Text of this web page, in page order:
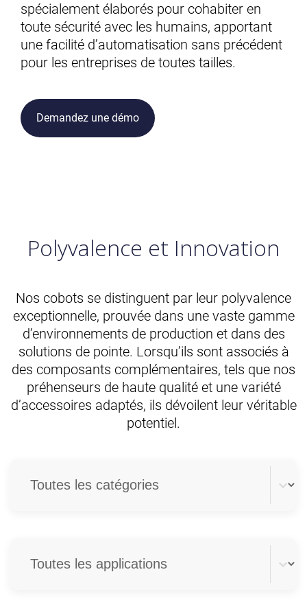
spécialement élaborés pour cohabiter en
toute sécurité avec les humains, apportant
une facilité d’automatisation sans précédent
pour les entreprises de toutes tailles.
Demandez une démo
Polyvalence et Innovation
Nos cobots se distinguent par leur polyvalence
exceptionnelle, prouvée dans une vaste gamme
d’environnements de production et dans des
solutions de pointe. Lorsqu’ils sont associés à
des composants complémentaires, tels que nos
préhenseurs de haute qualité et une variété
d’accessoires adaptés, ils dévoilent leur véritable
potentiel.